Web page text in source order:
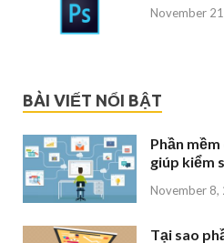
November
BÀI VIẾT NỔI BẬT
Phần
giúp kiểm
November 8,
Tại sao